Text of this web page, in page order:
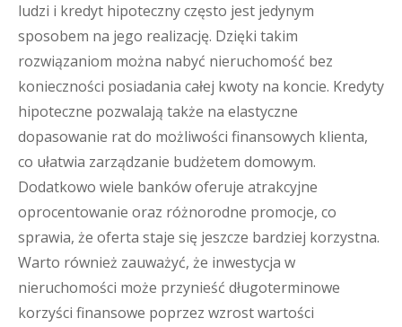
ludzi i kredyt hipoteczny często jest jedynym
sposobem na jego realizację. Dzięki takim
rozwiązaniom można nabyć nieruchomość bez
konieczności posiadania całej kwoty na koncie. Kredyty
hipoteczne pozwalają także na elastyczne
dopasowanie rat do możliwości finansowych klienta,
co ułatwia zarządzanie budżetem domowym.
Dodatkowo wiele banków oferuje atrakcyjne
oprocentowanie oraz różnorodne promocje, co
sprawia, że oferta staje się jeszcze bardziej korzystna.
Warto również zauważyć, że inwestycja w
nieruchomości może przynieść długoterminowe
korzyści finansowe poprzez wzrost wartości